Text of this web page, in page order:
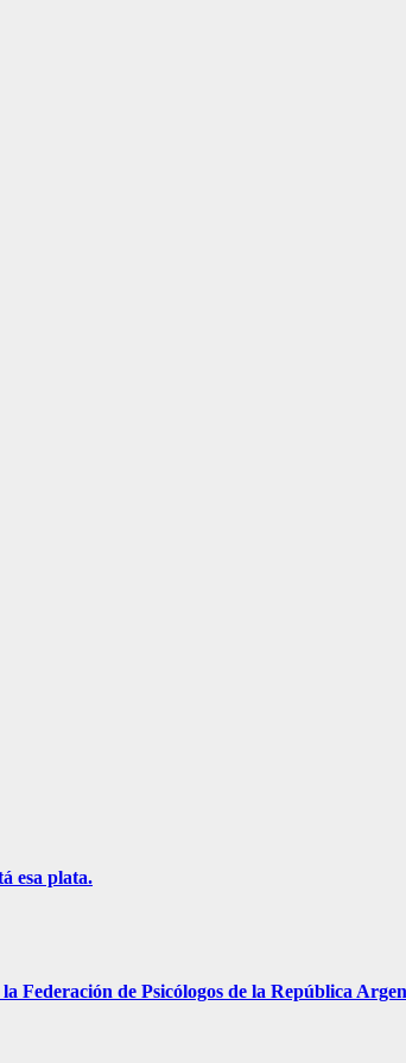
esa plata.
Federación de Psicólogos de la República